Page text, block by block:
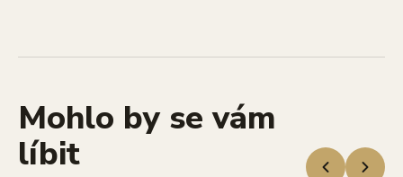
Mohlo by se vám
líbit